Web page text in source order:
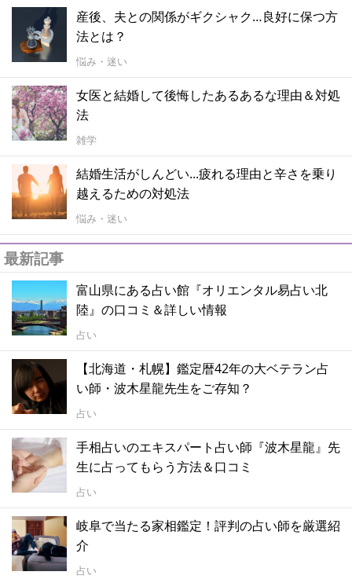
産後、夫との関係がギクシャク…良好に保つ方
法とは？
悩み・迷い
女医と結婚して後悔したあるあるな理由＆対処
法
雑学
結婚生活がしんどい...疲れる理由と辛さを乗り
越えるための対処法
悩み・迷い
最新記事
富山県にある占い館『オリエンタル易占い北
陸』の口コミ＆詳しい情報
占い
【北海道・札幌】鑑定暦42年の大ベテラン占
い師・波木星龍先生をご存知？
占い
手相占いのエキスパート占い師『波木星龍』先
生に占ってもらう方法＆口コミ
占い
岐阜で当たる家相鑑定！評判の占い師を厳選紹
介
占い